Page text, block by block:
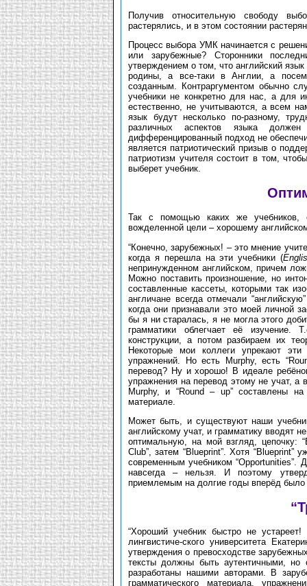
Получив относительную свободу
растерялись, и в этом состоянии
Процесс выбора УМК начинается с
или зарубежные? Сторонники
утверждением о том, что английский
родины, а все-таки в Англии, а
созданным. Контраргументом обычно
учебники не конкретно для нас, а для
естественно, не учитываются, а всем
язык будут несколько по-разному,
различных аспектов языка
дифференцированный подход не
является патриотический призыв о
патриотизм учителя состоит в том,
выберет учебник.
Так с помощью каких же учебников,
вожделенной цели – хорошему
“Конечно, зарубежных! – это мнение
когда я перешла на эти учебники (
непринужденном английском, причем
Можно поставить произношение, но
составленные кассеты, которыми так
англичане всегда отмечали
когда они признавали это моей личной
бы я ни старалась, я не могла этого
грамматики облегчает её изучение.
конструкции, а потом разбираем их
Некоторые мои коллеги упрекают эти
упражнений. Но есть Murphy, есть
перевод? Ну и хорошо! В идеале
упражнения на перевод этому не учат, а
Murphy, и “Round – up” составлены
материале.
Может быть, и существуют наши
английскому учат, и грамматику вводят
оптимальную, на мой взгляд, цепочку:
Club”, затем “Blueprint”. Хотя “Blueprint”
современным учебником
навсегда – нельзя. И поэтому
приемлемым на долгие годы вперёд было
“Хороший учебник быстро не устареет!
лингвистиче-ского университета
утверждения о превосходстве
тексты должны быть аутентичными, но
разработаны нашими авторами. В
грамматического материала,